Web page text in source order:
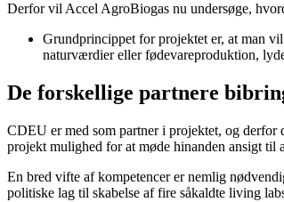
Derfor vil Accel AgroBiogas nu undersøge,
Grundprincippet for projektet er, at man
naturværdier eller fødevareproduktion,
De forskellige partnere
CDEU er med som partner i projektet, og
projekt mulighed for at møde hinanden ansigt til
En bred vifte af kompetencer er nemlig
politiske lag til skabelse af fire såkaldte living